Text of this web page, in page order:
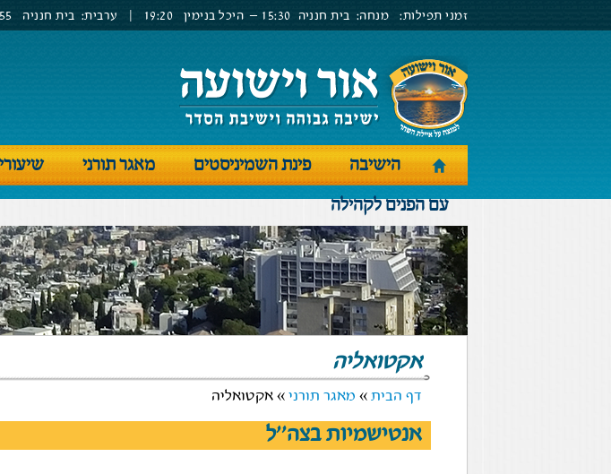
זמני תפילות: מנחה: בית חנניה 15:30 – היכל בנימין ערבית: בית חנניה
הישיבה פינת השמיניסטים מאגר תורני
עם הפנים לקהילה
אקטואליה
דף הבית » מאגר תורני » אקטואליה
אנטישמיות בצה''ל